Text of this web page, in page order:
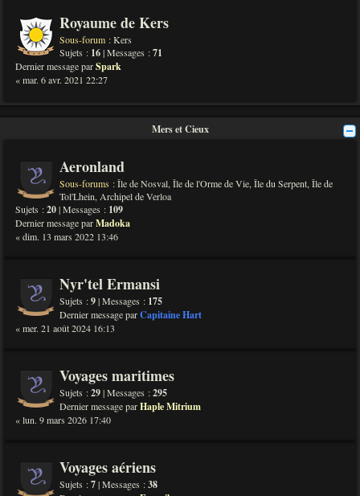
Royaume de Kers
Sous-forum :Kers
Sujets : 16| Messages :71
Dernier message parSpark
« mar. 6 avr. 2021 22:27
Mers et Cieux
Aeronland
Sous-forums :Île de Nosval, Île de l'Orme de Vie, Île du Serpent, Île de
Tol'Lhein, Archipel de Verloa
Sujets :20| Messages : 109
Dernier message parMadoka
« dim. 13 mars 2022 13:46
Nyr'tel Ermansi
Sujets :9| Messages : 175
Dernier message parCapitaine Hart
« mer. 21 août 2024 16:13
Voyages maritimes
Sujets :29| Messages :295
Dernier message parHaple Mitrium
« lun. 9 mars 2026 17:40
Voyages aériens
Sujets :7| Messages :38